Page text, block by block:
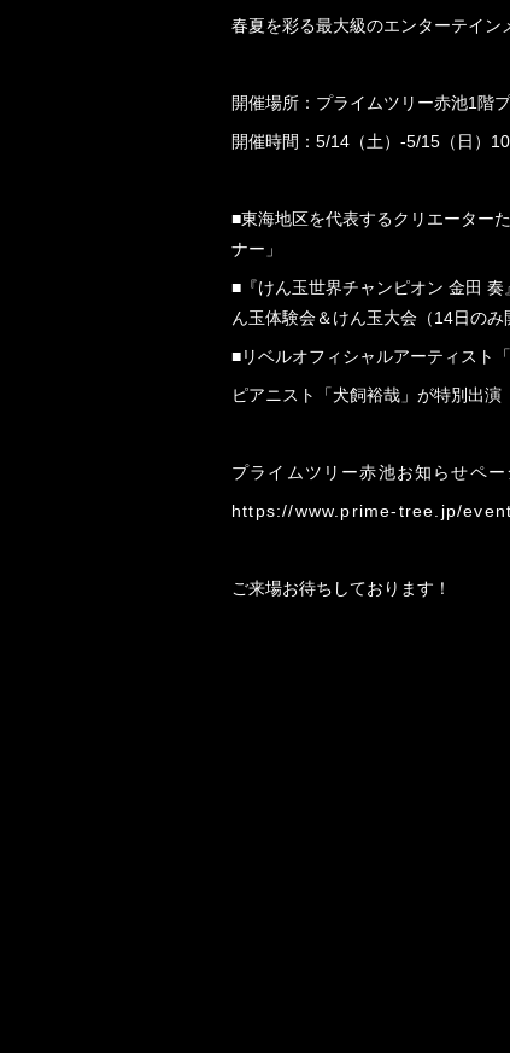
春夏を彩る最大級のエンターテイン
開催場所：プライムツリー赤池1階
開催時間：5/14（土）-5/15（日）
■東海地区を代表するクリエーター
ナー」
■『けん玉世界チャンピオン 金田
ん玉体験会＆けん玉大会（14日のみ
■リベルオフィシャルアーティスト
ピアニスト「犬飼裕哉」が特別出演
プライムツリー赤池お知らせペー
https://www.prime-tree.jp/
ご来場お待ちしております！